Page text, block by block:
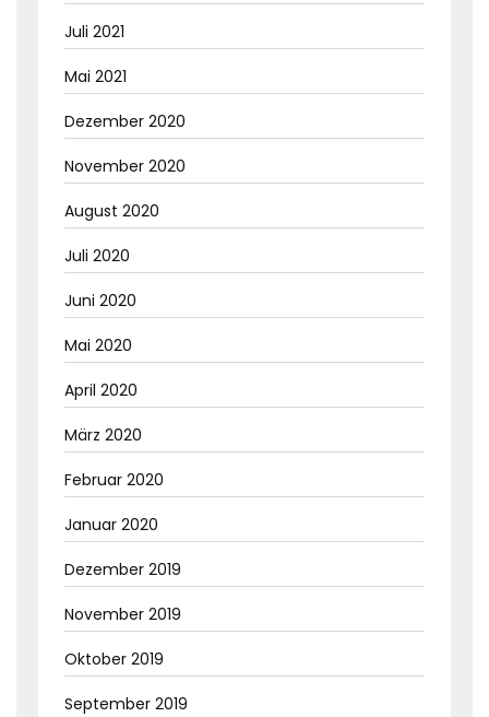
Juli 2021
Mai 2021
Dezember 2020
November 2020
August 2020
Juli 2020
Juni 2020
Mai 2020
April 2020
März 2020
Februar 2020
Januar 2020
Dezember 2019
November 2019
Oktober 2019
September 2019